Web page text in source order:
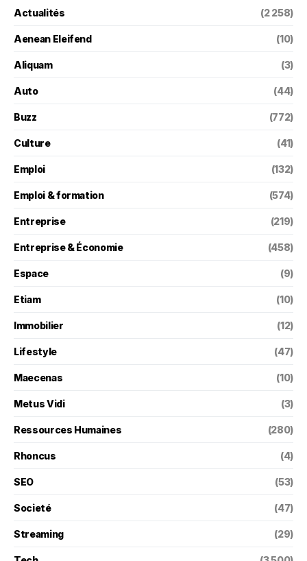
Actualités (2 258)
Aenean Eleifend (10)
Aliquam (3)
Auto (44)
Buzz (772)
Culture (41)
Emploi (132)
Emploi & formation (574)
Entreprise (219)
Entreprise & Économie (458)
Espace (9)
Etiam (10)
Immobilier (12)
Lifestyle (47)
Maecenas (10)
Metus Vidi (3)
Ressources Humaines (280)
Rhoncus (4)
SEO (53)
Societé (47)
Streaming (29)